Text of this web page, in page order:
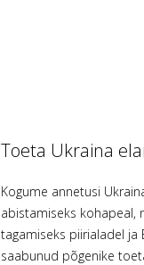
Toeta Ukraina
Kogume annetusi
abistamiseks kohapeal,
tagamiseks piirialadel ja
saabunud põgenike